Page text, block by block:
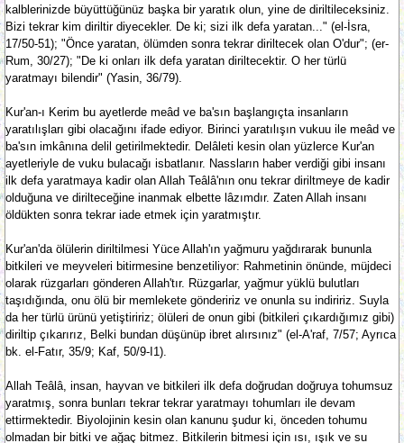
kalblerinizde büyüttüğünüz başka bir yaratık olun, yine de diriltileceksiniz.
Bizi tekrar kim diriltir diyecekler. De ki; sizi ilk defa yaratan..." (el-İsra,
17/50-51); "Önce yaratan, ölümden sonra tekrar diriltecek olan O'dur"; (er-
Rum, 30/27); "De ki onları ilk defa yaratan diriltecektir. O her türlü
yaratmayı bilendir" (Yasin, 36/79).
Kur'an-ı Kerim bu ayetlerde meâd ve ba'sın başlangıçta insanların
yaratılışları gibi olacağını ifade ediyor. Birinci yaratılışın vukuu ile meâd ve
ba'sın imkânına delil getirilmektedir. Delâleti kesin olan yüzlerce Kur'an
ayetleriyle de vuku bulacağı isbatlanır. Nassların haber verdiği gibi insanı
ilk defa yaratmaya kadir olan Allah Teâlâ'nın onu tekrar diriltmeye de kadir
olduğuna ve dirilteceğine inanmak elbette lâzımdır. Zaten Allah insanı
öldükten sonra tekrar iade etmek için yaratmıştır.
Kur'an'da ölülerin diriltilmesi Yüce Allah'ın yağmuru yağdırarak bununla
bitkileri ve meyveleri bitirmesine benzetiliyor: Rahmetinin önünde, müjdeci
olarak rüzgarları gönderen Allah'tır. Rüzgarlar, yağmur yüklü bulutları
taşıdığında, onu ölü bir memlekete göndeririz ve onunla su indiririz. Suyla
da her türlü ürünü yetiştiririz; ölüleri de onun gibi (bitkileri çıkardığımız gibi)
diriltip çıkarırız, Belki bundan düşünüp ibret alırsınız" (el-A'raf, 7/57; Ayrıca
bk. el-Fatır, 35/9; Kaf, 50/9-I1).
Allah Teâlâ, insan, hayvan ve bitkileri ilk defa doğrudan doğruya tohumsuz
yaratmış, sonra bunları tekrar tekrar yaratmayı tohumları ile devam
ettirmektedir. Biyolojinin kesin olan kanunu şudur ki, önceden tohumu
olmadan bir bitki ve ağaç bitmez. Bitkilerin bitmesi için ısı, ışık ve su